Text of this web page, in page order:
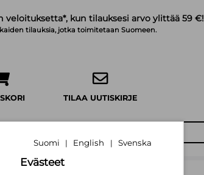
kun tilauksesi arvo ylittää 59 €!
tilauksia, jotka toimitetaan Suomeen.
TILAA UUTISKIRJE
Suomi | English | Svenska
Evästeet